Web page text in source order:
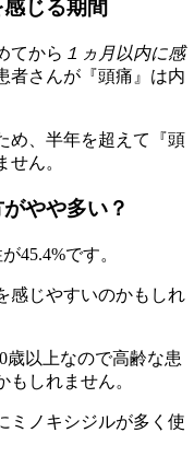
じる期間
てから １ヵ月以内に感
者さんが『頭痛』は内
め、半年を超えて『頭
ん。
やや多い？
45.4%です。
感じやすいのかもしれ
歳以上なので高齢な患
しれません。
ミノキシジルが多く使